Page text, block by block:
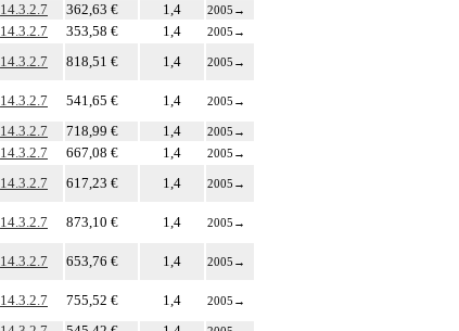
14.3.2.7 362,63 € 1,4 2005 →
14.3.2.7 353,58 € 1,4 2005 →
14.3.2.7 818,51 € 1,4 2005 →
14.3.2.7 541,65 € 1,4 2005 →
14.3.2.7 718,99 € 1,4 2005 →
14.3.2.7 667,08 € 1,4 2005 →
14.3.2.7 617,23 € 1,4 2005 →
14.3.2.7 873,10 € 1,4 2005 →
14.3.2.7 653,76 € 1,4 2005 →
14.3.2.7 755,52 € 1,4 2005 →